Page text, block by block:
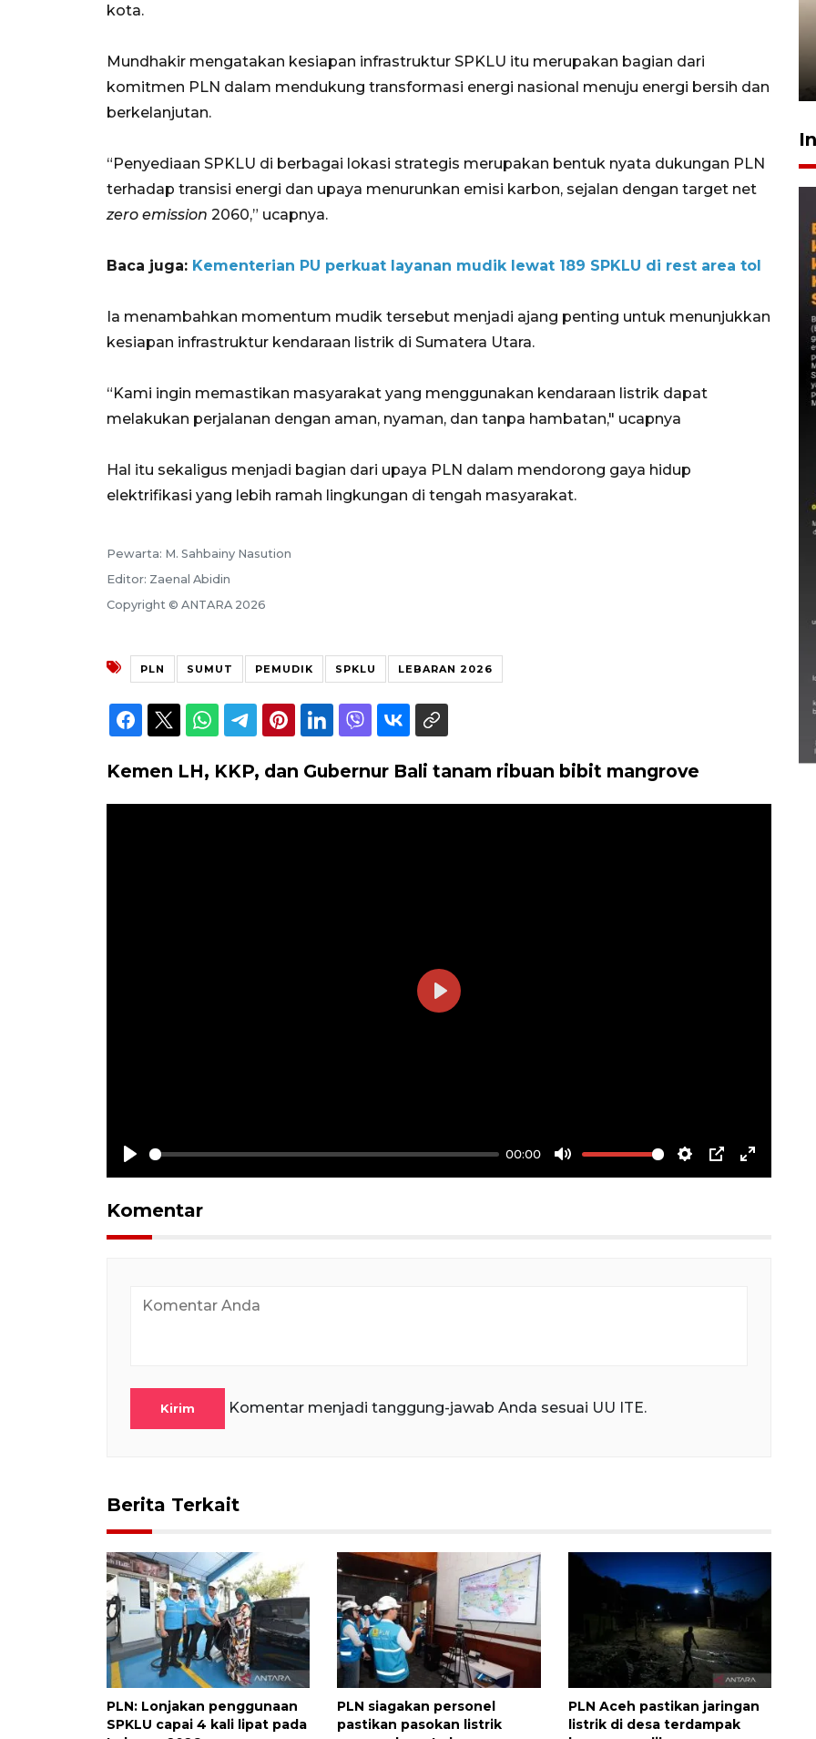
kota.
Mundhakir mengatakan kesiapan infrastruktur SPKLU itu merupakan bagian dari
komitmen PLN dalam mendukung transformasi energi nasional menuju energi bersih dan
berkelanjutan.
“Penyediaan SPKLU di berbagai lokasi strategis merupakan bentuk nyata dukungan PLN
terhadap transisi energi dan upaya menurunkan emisi karbon, sejalan dengan target net
zero emission 2060,” ucapnya.
Baca juga: Kementerian PU perkuat layanan mudik lewat 189 SPKLU di rest area tol
Ia menambahkan momentum mudik tersebut menjadi ajang penting untuk menunjukkan
kesiapan infrastruktur kendaraan listrik di Sumatera Utara.
“Kami ingin memastikan masyarakat yang menggunakan kendaraan listrik dapat
melakukan perjalanan dengan aman, nyaman, dan tanpa hambatan," ucapnya
Hal itu sekaligus menjadi bagian dari upaya PLN dalam mendorong gaya hidup
elektrifikasi yang lebih ramah lingkungan di tengah masyarakat.
Pewarta: M. Sahbainy Nasution
Editor: Zaenal Abidin
Copyright © ANTARA 2026
PLN SUMUT PEMUDIK SPKLU LEBARAN 2026
Kemen LH, KKP, dan Gubernur Bali tanam ribuan bibit mangrove
Play
00:00
Mute Settings
PIP Enter
Play
Komentar
Kirim Komentar menjadi tanggung-jawab Anda sesuai UU ITE.
Berita Terkait
PLN: Lonjakan penggunaan
SPKLU capai 4 kali lipat pada
PLN siagakan personel
pastikan pasokan listrik
PLN Aceh pastikan jaringan
listrik di desa terdampak
kembali asah naluri